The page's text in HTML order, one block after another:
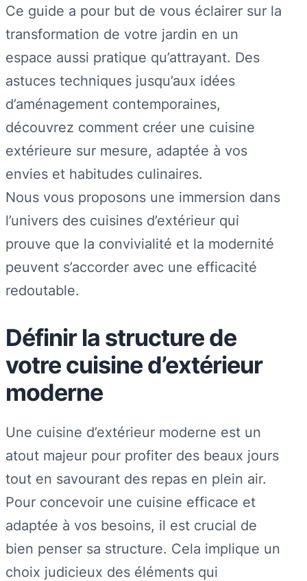
Ce guide a pour but de vous éclairer sur la
transformation de votre jardin en un
espace aussi pratique qu’attrayant. Des
astuces techniques jusqu’aux idées
d’aménagement contemporaines,
découvrez comment créer une cuisine
extérieure sur mesure, adaptée à vos
envies et habitudes culinaires.
Nous vous proposons une immersion dans
l’univers des cuisines d’extérieur qui
prouve que la convivialité et la modernité
peuvent s’accorder avec une efficacité
redoutable.
Définir la structure de
votre cuisine d’extérieur
moderne
Une cuisine d’extérieur moderne est un
atout majeur pour profiter des beaux jours
tout en savourant des repas en plein air.
Pour concevoir une cuisine efficace et
adaptée à vos besoins, il est crucial de
bien penser sa structure. Cela implique un
choix judicieux des éléments qui